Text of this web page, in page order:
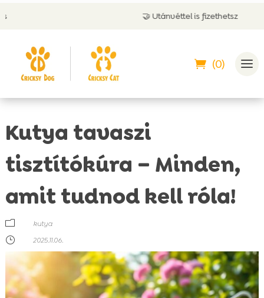
🤝 Utánvéttel is fizethetsz
(0)
Kutya tavaszi
tisztítókúra – Minden,
amit tudnod kell róla!
m
kutya
}
2025.11.06.